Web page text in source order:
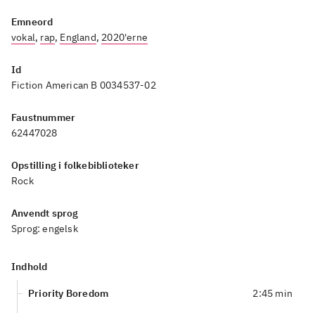
Emneord
vokal, rap, England, 2020'erne
Id
Fiction American B 0034537-02
Faustnummer
62447028
Opstilling i folkebiblioteker
Rock
Anvendt sprog
Sprog: engelsk
Indhold
Priority Boredom 2:45 min